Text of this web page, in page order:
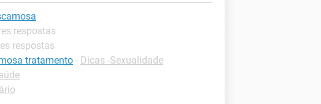
respostas
respostas
tratamento - Dicas -Sexualidade